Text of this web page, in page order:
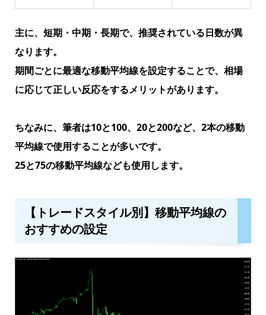
主に、短期・中期・長期で、推奨されている日数が異
なります。
期間ごとに最適な移動平均線を設定することで、相場
に応じて正しい反応をするメリットがあります。
ちなみに、筆者は10と100、20と200など、2本の移動
平均線で使用することが多いです。
25と75の移動平均線なども使用します。
【トレードスタイル別】移動平均線の
おすすめの設定